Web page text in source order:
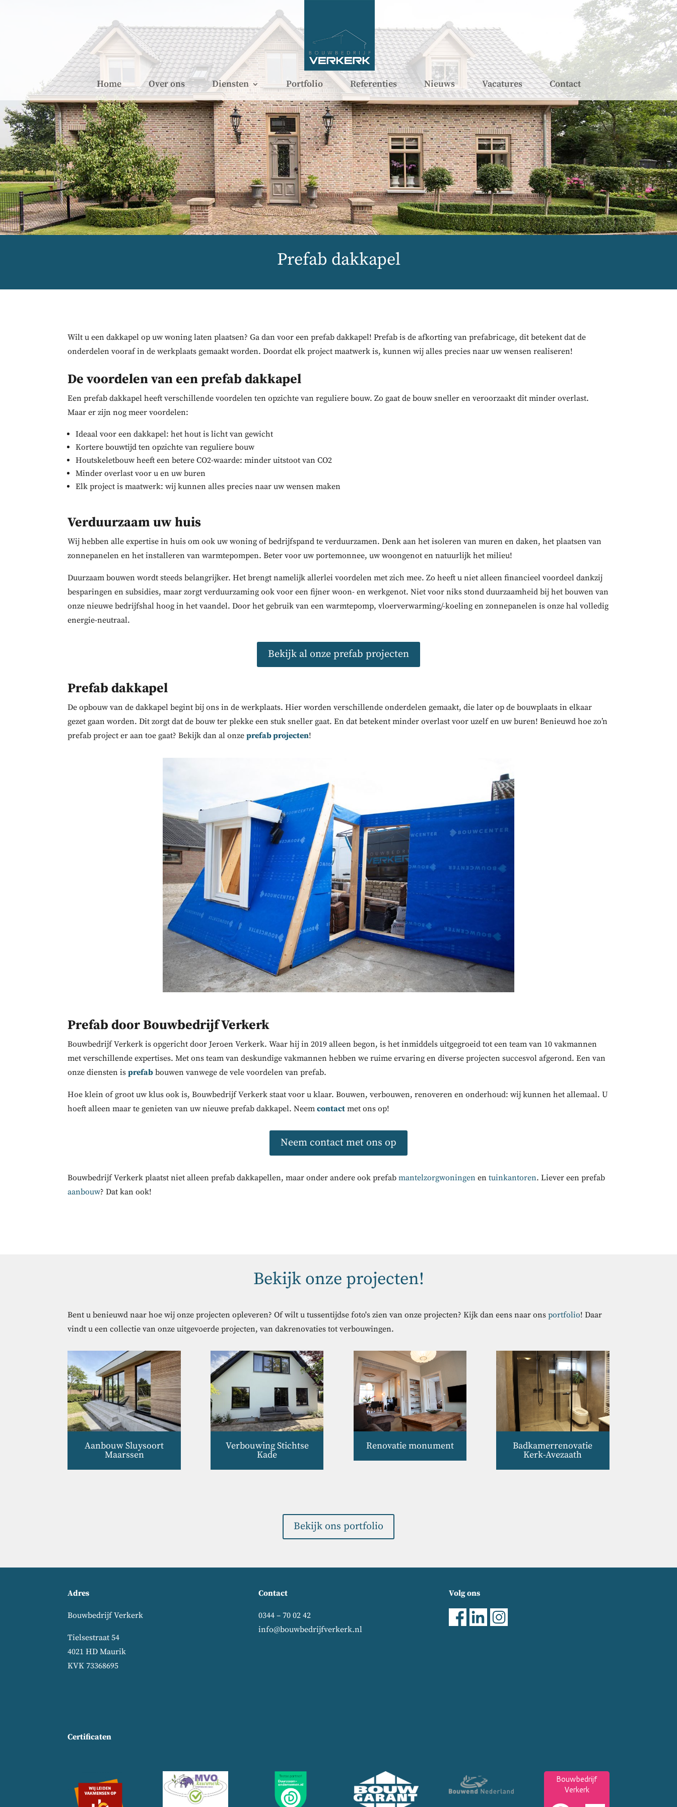
Home Over ons Diensten Portfolio Referenties Nieuws Vacatures Contact
Prefab dakkapel
Wilt u een dakkapel op uw woning laten plaatsen? Ga dan voor een prefab dakkapel! Prefab is de afkorting van prefabricage, dit betekent dat de
onderdelen vooraf in de werkplaats gemaakt worden. Doordat elk project maatwerk is, kunnen wij alles precies naar uw wensen realiseren!
De voordelen van een prefab dakkapel
Een prefab dakkapel heeft verschillende voordelen ten opzichte van reguliere bouw. Zo gaat de bouw sneller en veroorzaakt dit minder overlast.
Maar er zijn nog meer voordelen:
Ideaal voor een dakkapel: het hout is licht van gewicht
Kortere bouwtijd ten opzichte van reguliere bouw
Houtskeletbouw heeft een betere CO2-waarde: minder uitstoot van CO2
Minder overlast voor u en uw buren
Elk project is maatwerk: wij kunnen alles precies naar uw wensen maken
Verduurzaam uw huis
Wij hebben alle expertise in huis om ook uw woning of bedrijfspand te verduurzamen. Denk aan het isoleren van muren en daken, het plaatsen van
zonnepanelen en het installeren van warmtepompen. Beter voor uw portemonnee, uw woongenot en natuurlijk het milieu!
Duurzaam bouwen wordt steeds belangrijker. Het brengt namelijk allerlei voordelen met zich mee. Zo heeft u niet alleen financieel voordeel dankzij
besparingen en subsidies, maar zorgt verduurzaming ook voor een fijner woon- en werkgenot. Niet voor niks stond duurzaamheid bij het bouwen van
onze nieuwe bedrijfshal hoog in het vaandel. Door het gebruik van een warmtepomp, vloerverwarming/-koeling en zonnepanelen is onze hal volledig
energie-neutraal.
Bekijk al onze prefab projecten
Prefab dakkapel
De opbouw van de dakkapel begint bij ons in de werkplaats. Hier worden verschillende onderdelen gemaakt, die later op de bouwplaats in elkaar
gezet gaan worden. Dit zorgt dat de bouw ter plekke een stuk sneller gaat. En dat betekent minder overlast voor uzelf en uw buren! Benieuwd hoe zo’n
prefab project er aan toe gaat? Bekijk dan al onzeprefab projecten!
Prefab door Bouwbedrijf Verkerk
Bouwbedrijf Verkerk is opgericht door Jeroen Verkerk. Waar hij in 2019 alleen begon, is het inmiddels uitgegroeid tot een team van 10 vakmannen
met verschillende expertises. Met ons team van deskundige vakmannen hebben we ruime ervaring en diverseprojecten succesvol afgerond. Een van
onze diensten isprefab bouwen vanwege de vele voordelen van prefab.
Hoe klein of groot uw klus ook is, Bouwbedrijf Verkerk staat voor u klaar. Bouwen, verbouwen, renoveren en onderhoud: wij kunnen het allemaal. U
hoeft alleen maar te genieten van uw nieuwe prefab dakkapel. Neemcontact met ons op!
Neem contact met ons op
Bouwbedrijf Verkerk plaatst niet alleen prefab dakkapellen, maar onder andere ook prefabmantelzorgwoningen entuinkantoren. Liever een prefab
aanbouw? Dat kan ook!
Bekijk onze projecten!
Bent u benieuwd naar hoe wij onze projecten opleveren? Of wilt u tussentijdse foto's zien van onze projecten? Kijk dan eens naar onsportfolio! Daar
vindt u een collectie van onze uitgevoerde projecten, van dakrenovaties tot verbouwingen.
Aanbouw Sluysoort
Maarssen
Verbouwing Stichtse
Kade
Renovatie monument Badkamerrenovatie
Kerk-Avezaath
Bekijk ons portfolio
Adres
Bouwbedrijf Verkerk
Tielsestraat 54
4021 HD Maurik
KVK 73368695
Contact
0344 – 70 02 42
info@bouwbedrijfverkerk.nl
Volg ons
Certificaten